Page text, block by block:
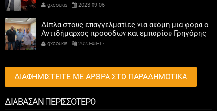
gxcoukis 2023-09-06
Δίπλα στους επαγγελματίες για ακόμη μια φορά ο
Αντιδήμαρχος προσόδων και εμπορίου Γρηγόρης
Καψοκόλης
gxcoukis 2023-08-17
ΔΙΑΦΗΜΙΣΤΕΙΤΕ ΜΕ ΑΡΘΡΑ ΣΤΟ ΠΑΡΑΔΗΜΟΤΙΚΑ
ΔΙΑΒΑΣΑΝ ΠΕΡΙΣΣΟΤΕΡΟ